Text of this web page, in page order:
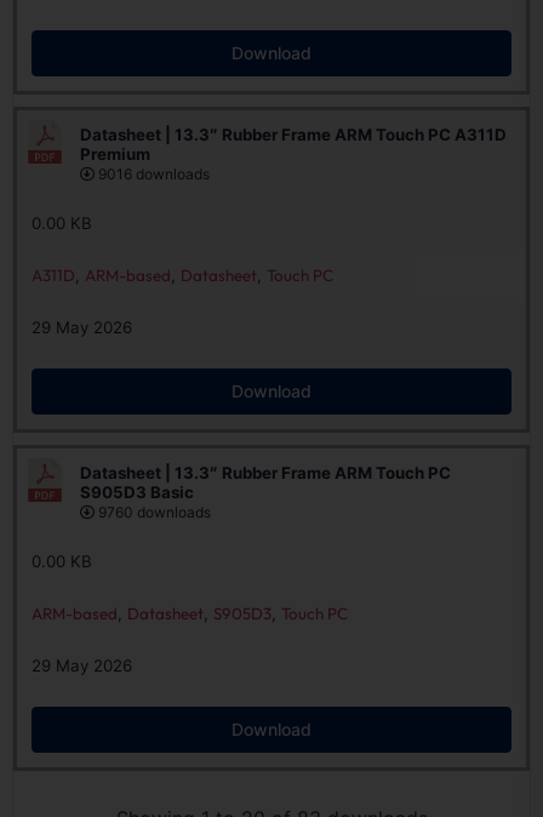
Download
Datasheet | 13.3″ Rubber Frame ARM Touch PC A311D
Premium
9016 downloads
0.00 KB
A311D ARM-based Datasheet Touch PC
29 May 2026
Download
Datasheet | 13.3″ Rubber Frame ARM Touch PC
S905D3 Basic
9760 downloads
0.00 KB
ARM-based Datasheet S905D3 Touch PC
29 May 2026
Download